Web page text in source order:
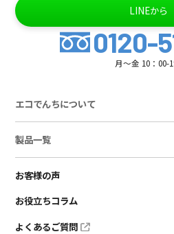
LINEから
0120-
月～金 10：00-
エコでんちについて
製品一覧
お客様の声
お役立ちコラム
よくあるご質問